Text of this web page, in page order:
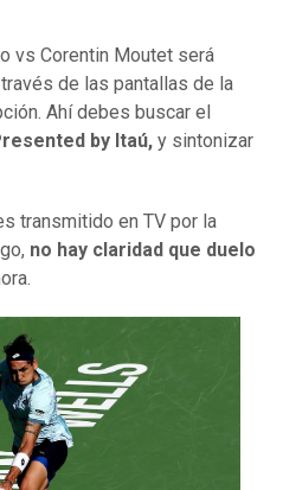
vs Corentin Moutet será
de las pantallas de la
Ahí debes buscar el
by Itaú, y sintonizar
transmitido en TV por la
no hay claridad que duelo